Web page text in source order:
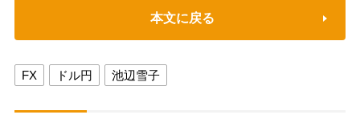
本文に戻る
FX ドル円 池辺雪子